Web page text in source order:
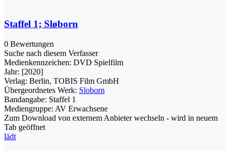
Staffel 1; Sløborn
0 Bewertungen
Suche nach diesem Verfasser
Medienkennzeichen: DVD Spielfilm
Jahr: [2020]
Verlag: Berlin, TOBIS Film GmbH
Übergeordnetes Werk: Sloborn
Bandangabe: Staffel 1
Mediengruppe: AV Erwachsene
Zum Download von externem Anbieter wechseln - wird in neuem
Tab geöffnet
lädt